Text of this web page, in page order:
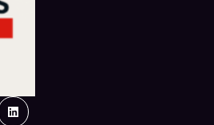
Linkedin